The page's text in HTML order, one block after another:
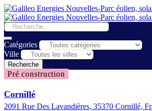
Catégories
Ville
Recherche
Pré construction
Cornillé
2091 Rue Des Lavandières, 35370 Cornillé,